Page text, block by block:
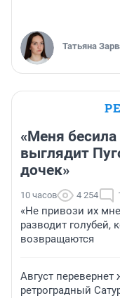
Татьяна
«Меня
выглядит
дочек»
10 часов 4 254
«Не привози их
разводит голубей,
возвращаются
Август
ретроградный